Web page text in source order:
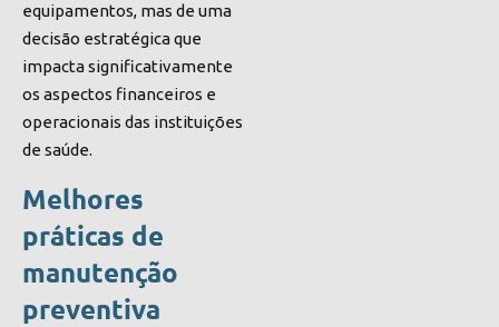
equipamentos, mas de uma
decisão estratégica que
impacta significativamente
os aspectos financeiros e
operacionais das instituições
de saúde.
Melhores
práticas de
manutenção
preventiva